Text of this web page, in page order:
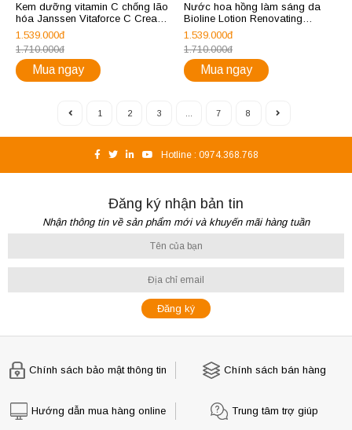
Kem dưỡng vitamin C chống lão
hóa Janssen Vitaforce C Cream
50ml
1.539.000đ
1.710.000đ
Mua ngay
Nước hoa hồng làm sáng da
Bioline Lotion Renovating
Illuminating 200ml
1.539.000đ
1.710.000đ
Mua ngay
1 2 3 7 8
Hotline : 0974.368.768
Đăng ký nhận bản tin
Nhận thông tin về sản phẩm mới và khuyến mãi hàng tuần
Chính sách bảo mật thông tin Chính sách bán hàng
Hướng dẫn mua hàng online Trung tâm trợ giúp